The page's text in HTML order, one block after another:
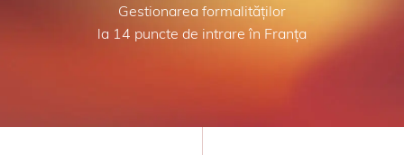
Gestionarea formalităților
la 14 puncte de intrare în Franța